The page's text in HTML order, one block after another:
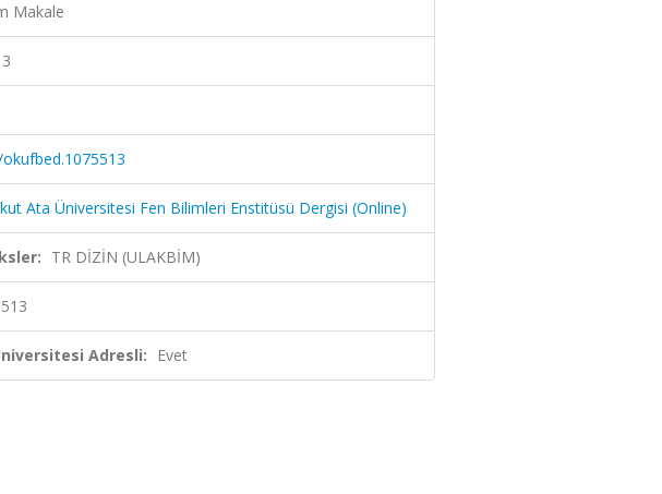
Makale
3
Ata Üniversitesi Fen Bilimleri Enstitüsü Dergisi (Online)
TR DİZİN (ULAKBİM)
Adresli: Evet